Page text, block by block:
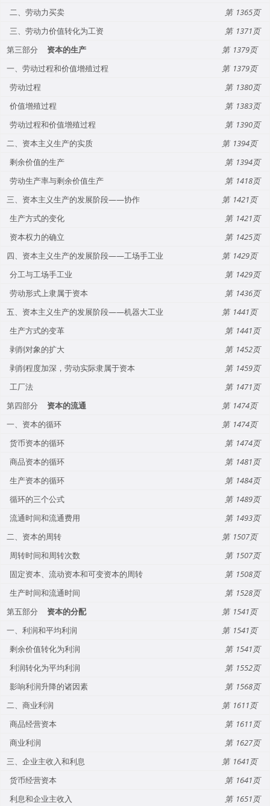
二、劳动力买卖
1365
三、劳动力价值转化为工资
1371
第三部分
资本的生产
1379
一、劳动过程和价值增殖过程
1379
劳动过程
1380
价值增殖过程
1383
劳动过程和价值增殖过程
1390
二、资本主义生产的实质
1394
剩余价值的生产
1394
劳动生产率与剩余价值生产
1418
三、资本主义生产的发展阶段——协作
1421
生产方式的变化
1421
资本权力的确立
1425
四、资本主义生产的发展阶段——工场手工业
1429
分工与工场手工业
1429
劳动形式上隶属于资本
1436
五、资本主义生产的发展阶段——机器大工业
1441
生产方式的变革
1441
剥削对象的扩大
1452
剥削程度加深，劳动实际隶属于资本
1459
工厂法
1471
第四部分
资本的流通
1474
一、资本的循环
1474
货币资本的循环
1474
商品资本的循环
1481
生产资本的循环
1484
循环的三个公式
1489
流通时间和流通费用
1493
二、资本的周转
1507
周转时间和周转次数
1507
固定资本、流动资本和可变资本的周转
1508
生产时间和流通时间
1528
第五部分
资本的分配
1541
一、利润和平均利润
1541
剩余价值转化为利润
1541
利润转化为平均利润
1552
影响利润升降的诸因素
1568
二、商业利润
1611
商品经营资本
1611
商业利润
1627
三、企业主收入和利息
1641
货币经营资本
1641
利息和企业主收入
1651